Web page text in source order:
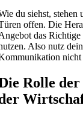
du siehst, stehen
offen. Die
das
Also nutz
nicht
Rolle